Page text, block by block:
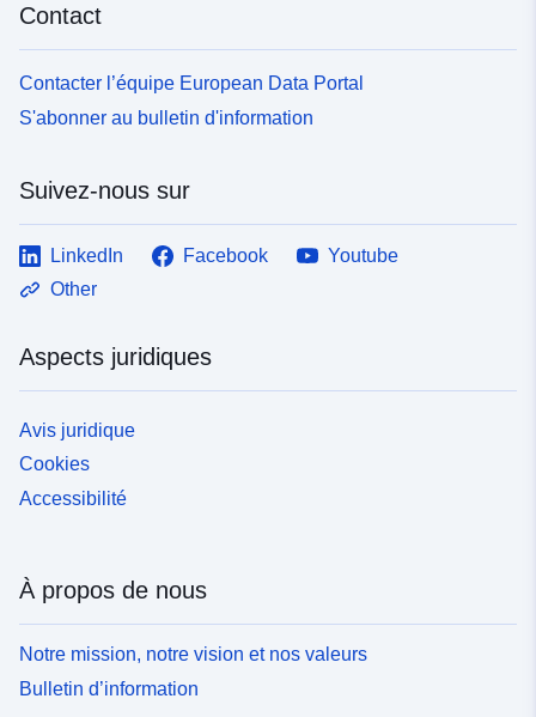
Contact
Contacter l’équipe European Data Portal
S'abonner au bulletin d'information
Suivez-nous sur
LinkedIn Facebook
Youtube
Other
Aspects juridiques
Avis juridique
Cookies
Accessibilité
À propos de nous
Notre mission, notre vision et nos valeurs
Bulletin d’information